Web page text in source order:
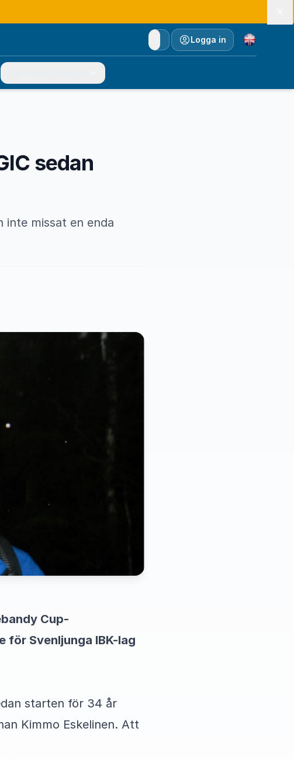
Logga in
Currency
sedan
inte missat en enda
Cup-
för Svenljunga IBK-lag
starten för 34 år
Kimmo Eskelinen. Att